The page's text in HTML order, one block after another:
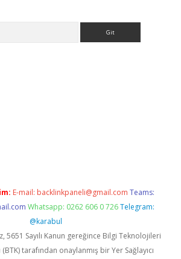
E-mail: backlinkpaneli@gmail.com Teams:
Whatsapp: 0262 606 0 726 Telegram:
@karabul
5651 Sayılı Kanun gereğince Bilgi Teknolojileri
tarafından onaylanmış bir Yer Sağlayıcı